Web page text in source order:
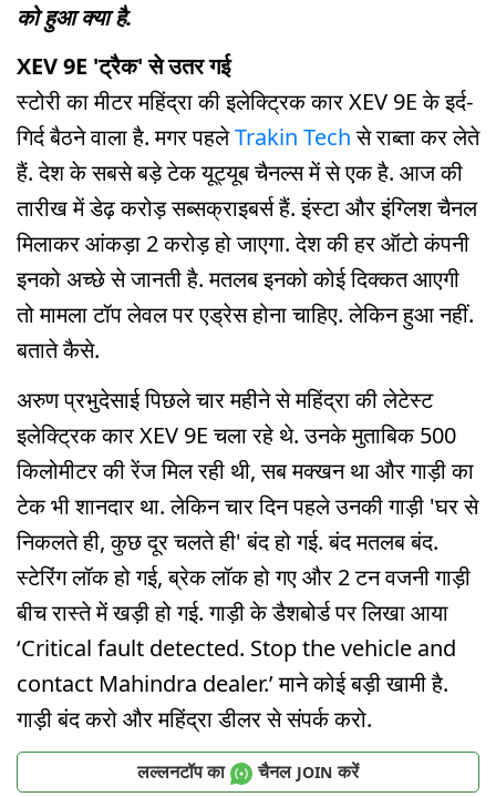
को हुआ क्या है.
XEV 9E 'ट्रैक' से उतर गई
स्टोरी का मीटर महिंद्रा की इलेक्ट्रिक कार XEV 9E के इर्द-
गिर्द बैठने वाला है. मगर पहलेTrakin Techसे राब्ता कर लेते
हैं. देश के सबसे बड़े टेक यूट्यूब चैनल्स में से एक है. आज की
तारीख में डेढ़ करोड़ सब्सक्राइबर्स हैं. इंस्टा और इंग्लिश चैनल
मिलाकर आंकड़ा 2 करोड़ हो जाएगा. देश की हर ऑटो कंपनी
इनको अच्छे से जानती है. मतलब इनको कोई दिक्कत आएगी
तो मामला टॉप लेवल पर एड्रेस होना चाहिए. लेकिन हुआ नहीं.
बताते कैसे.
अरुण प्रभुदेसाई पिछले चार महीने से महिंद्रा की लेटेस्ट
इलेक्ट्रिक कार XEV 9E चला रहे थे. उनके मुताबिक 500
किलोमीटर की रेंज मिल रही थी, सब मक्खन था और गाड़ी का
टेक भी शानदार था. लेकिन चार दिन पहले उनकी गाड़ी 'घर से
निकलते ही, कुछ दूर चलते ही' बंद हो गई. बंद मतलब बंद.
स्टेरिंग लॉक हो गई, ब्रेक लॉक हो गए और 2 टन वजनी गाड़ी
बीच रास्ते में खड़ी हो गई. गाड़ी के डैशबोर्ड पर लिखा आया
‘Critical fault detected. Stop the vehicle and
contact Mahindra dealer.’ माने कोई बड़ी खामी है.
गाड़ी बंद करो और महिंद्रा डीलर से संपर्क करो.
लल्लनटॉप का चैनल JOIN करें